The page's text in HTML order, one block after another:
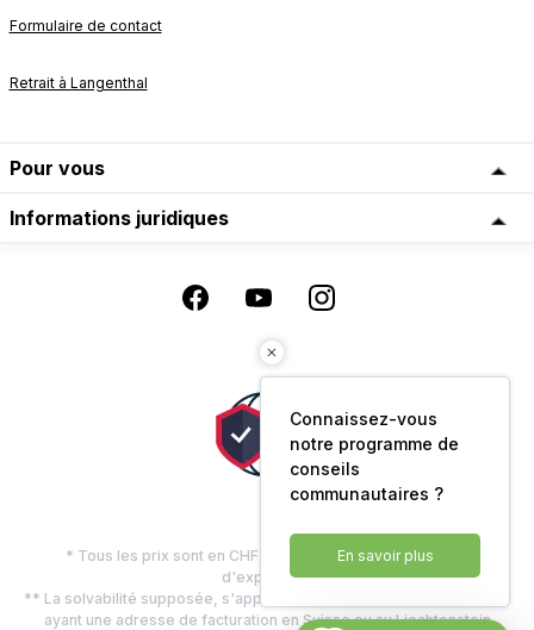
Formulaire de contact
Retrait à Langenthal
Pour vous
Informations juridiques
* Tous les prix sont en CHF, TVA comprise, plus les frais
d'expédition
** La solvabilité supposée, s'applique uniquement aux clients privés
ayant une adresse de facturation en Suisse ou au Liechtenstein
Connaissez-vous
notre programme de
conseils
communautaires ?
En savoir plus